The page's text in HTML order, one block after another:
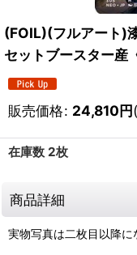
(FOIL)(フルアート)
セットブースター産
販売価格: 24,810円
在庫数 2枚
商品詳細
実物写真は二枚目以降に